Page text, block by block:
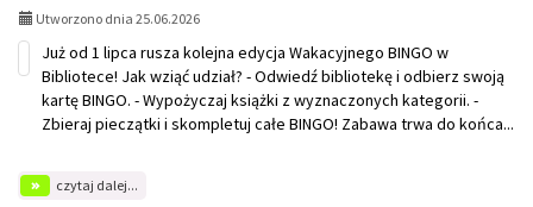
Utworzono dnia 25.06.2026
Już od 1 lipca rusza kolejna edycja Wakacyjnego BINGO w
Bibliotece! Jak wziąć udział? - Odwiedź bibliotekę i odbierz swoją
kartę BINGO. - Wypożyczaj książki z wyznaczonych kategorii. -
Zbieraj pieczątki i skompletuj całe BINGO! Zabawa trwa do końca...
czytaj dalej...